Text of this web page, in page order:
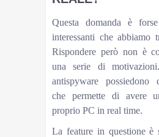
Questa domanda è
interessanti che abbiamo
Rispondere però non è
una serie di
antispyware possiedono
che permette di avere
proprio PC in real time.
La feature in questione è